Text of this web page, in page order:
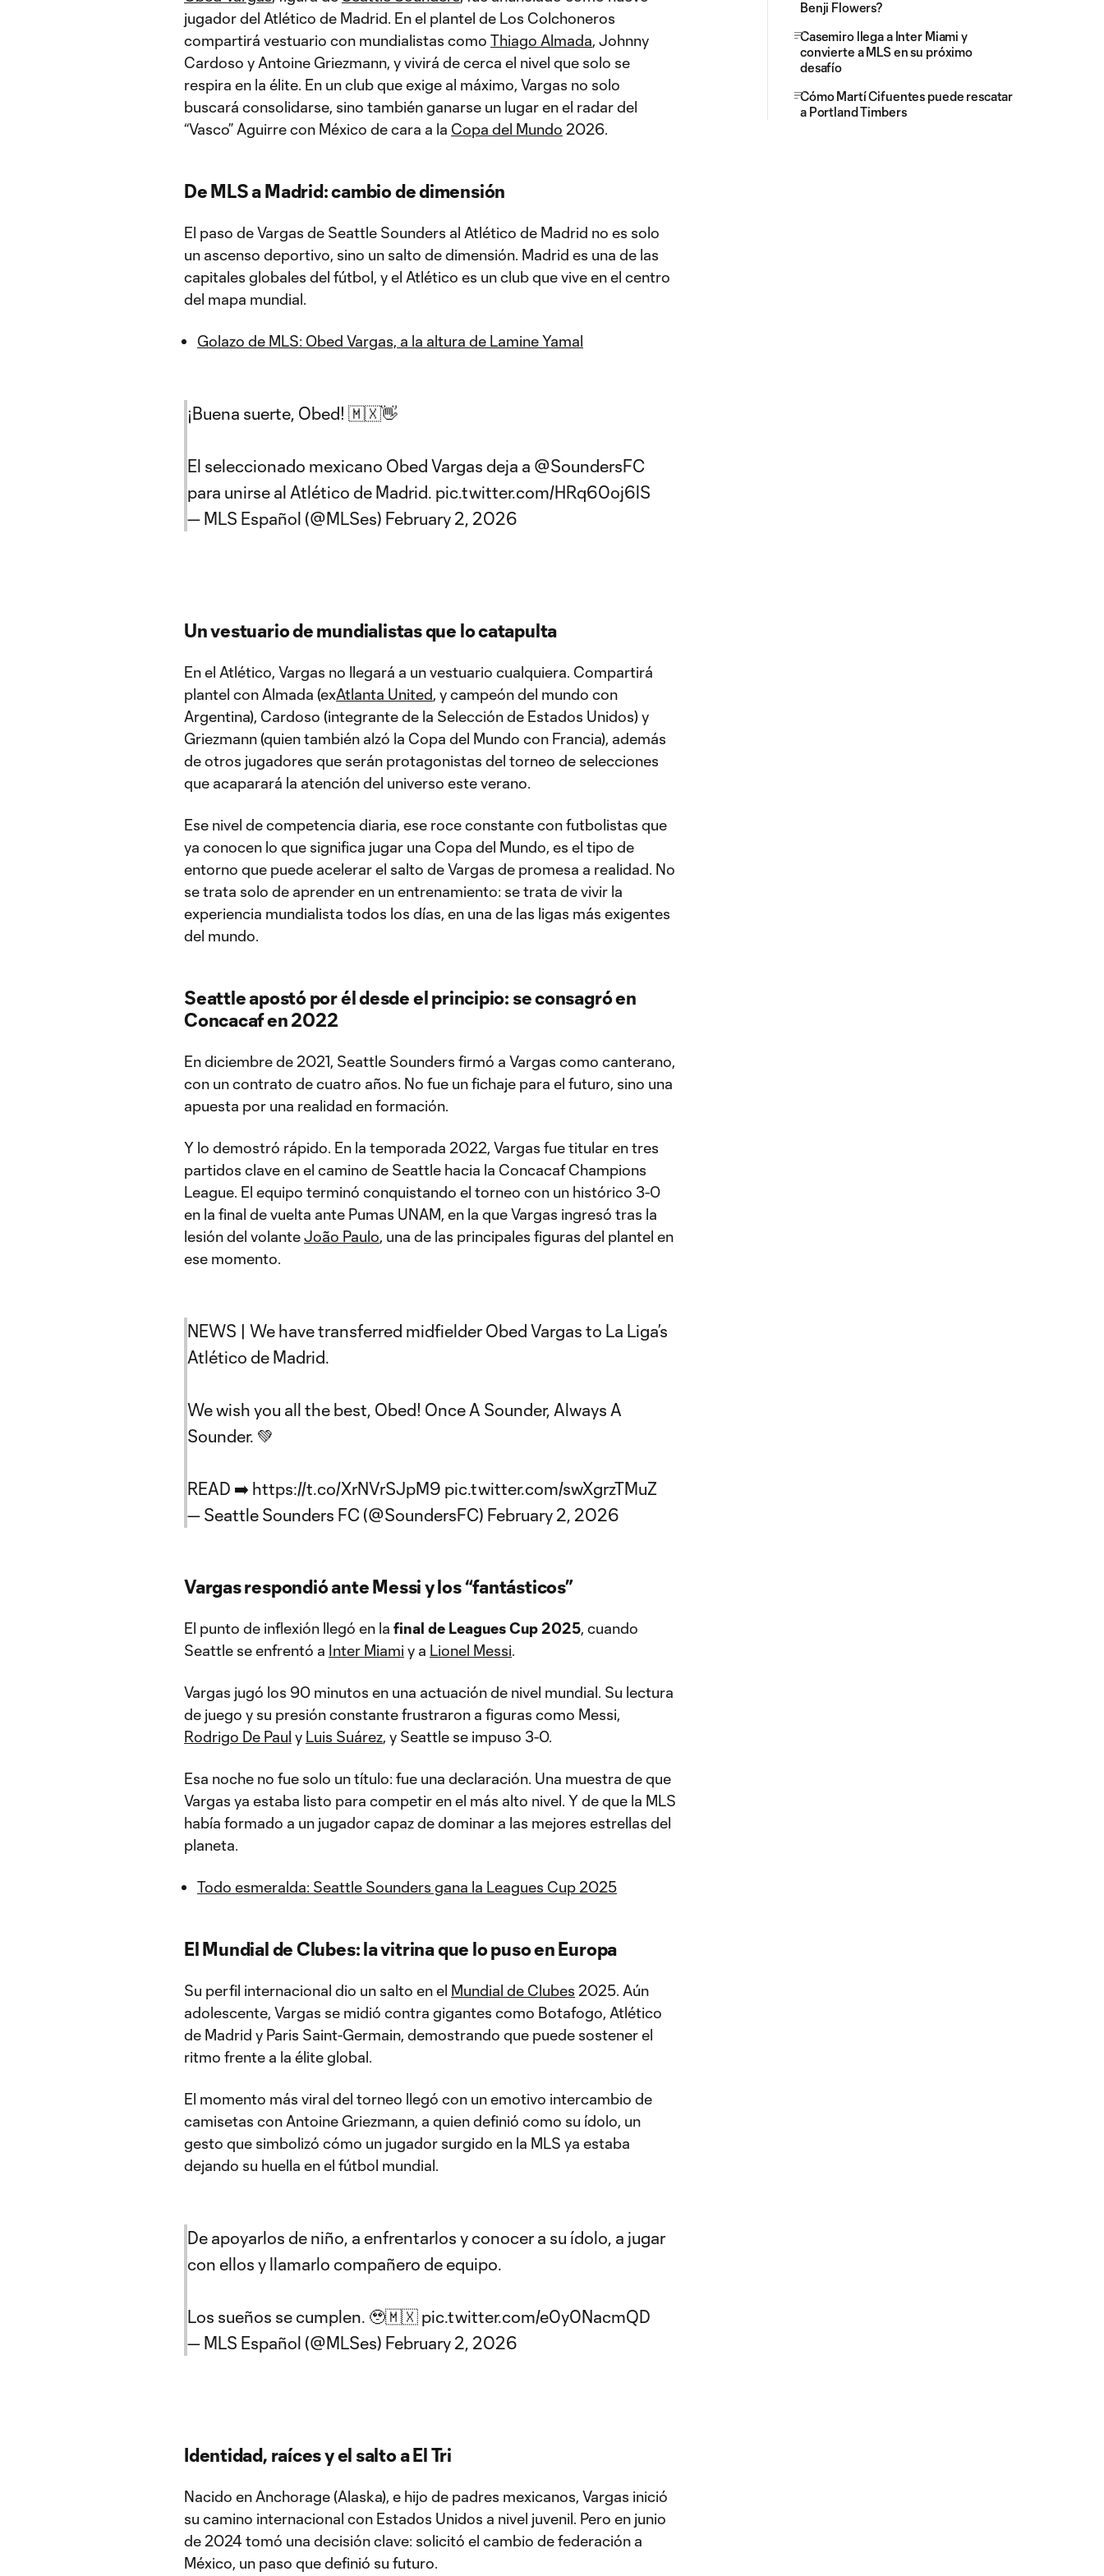
jugador del Atlético de Madrid. En el plantel de Los Colchoneros
compartirá vestuario con mundialistas como Thiago Almada, Johnny
Cardoso y Antoine Griezmann, y vivirá de cerca el nivel que solo se
respira en la élite. En un club que exige al máximo, Vargas no solo
buscará consolidarse, sino también ganarse un lugar en el radar del
“Vasco” Aguirre con México de cara a la Copa del Mundo 2026.
De MLS a Madrid: cambio de dimensión
El paso de Vargas de Seattle Sounders al Atlético de Madrid no es solo
un ascenso deportivo, sino un salto de dimensión. Madrid es una de las
capitales globales del fútbol, y el Atlético es un club que vive en el centro
del mapa mundial.
Golazo de MLS: Obed Vargas, a la altura de Lamine Yamal
¡Buena suerte, Obed! 🇲🇽👋
El seleccionado mexicano Obed Vargas deja a @SoundersFC
para unirse al Atlético de Madrid. pic.twitter.com/HRq60oj6lS
— MLS Español (@MLSes) February 2, 2026
Un vestuario de mundialistas que lo catapulta
En el Atlético, Vargas no llegará a un vestuario cualquiera. Compartirá
plantel con Almada (exAtlanta United, y campeón del mundo con
Argentina), Cardoso (integrante de la Selección de Estados Unidos) y
Griezmann (quien también alzó la Copa del Mundo con Francia), además
de otros jugadores que serán protagonistas del torneo de selecciones
que acaparará la atención del universo este verano.
Ese nivel de competencia diaria, ese roce constante con futbolistas que
ya conocen lo que significa jugar una Copa del Mundo, es el tipo de
entorno que puede acelerar el salto de Vargas de promesa a realidad. No
se trata solo de aprender en un entrenamiento: se trata de vivir la
experiencia mundialista todos los días, en una de las ligas más exigentes
del mundo.
Seattle apostó por él desde el principio: se consagró en
Concacaf en 2022
En diciembre de 2021, Seattle Sounders firmó a Vargas como canterano,
con un contrato de cuatro años. No fue un fichaje para el futuro, sino una
apuesta por una realidad en formación.
Y lo demostró rápido. En la temporada 2022, Vargas fue titular en tres
partidos clave en el camino de Seattle hacia la Concacaf Champions
League. El equipo terminó conquistando el torneo con un histórico 3-0
en la final de vuelta ante Pumas UNAM, en la que Vargas ingresó tras la
lesión del volanteJoão Paulo, una de las principales figuras del plantel en
ese momento.
NEWS | We have transferred midfielder Obed Vargas to La Liga’s
Atlético de Madrid.
We wish you all the best, Obed! Once A Sounder, Always A
Sounder. 💚
READ ➡️ https://t.co/XrNVrSJpM9 pic.twitter.com/swXgrzTMuZ
— Seattle Sounders FC (@SoundersFC) February 2, 2026
Vargas respondió ante Messi y los “fantásticos”
El punto de inflexión llegó en la final de Leagues Cup 2025, cuando
Seattle se enfrentó a Inter Miami y a Lionel Messi.
Vargas jugó los 90 minutos en una actuación de nivel mundial. Su lectura
de juego y su presión constante frustraron a figuras como Messi,
Rodrigo De Paul y Luis Suárez, y Seattle se impuso 3-0.
Esa noche no fue solo un título: fue una declaración. Una muestra de que
Vargas ya estaba listo para competir en el más alto nivel. Y de que la MLS
había formado a un jugador capaz de dominar a las mejores estrellas del
planeta.
Todo esmeralda: Seattle Sounders gana la Leagues Cup 2025
El Mundial de Clubes: la vitrina que lo puso en Europa
Su perfil internacional dio un salto en el Mundial de Clubes 2025. Aún
adolescente, Vargas se midió contra gigantes como Botafogo, Atlético
de Madrid y Paris Saint-Germain, demostrando que puede sostener el
ritmo frente a la élite global.
El momento más viral del torneo llegó con un emotivo intercambio de
camisetas con Antoine Griezmann, a quien definió como su ídolo, un
gesto que simbolizó cómo un jugador surgido en la MLS ya estaba
dejando su huella en el fútbol mundial.
De apoyarlos de niño, a enfrentarlos y conocer a su ídolo, a jugar
con ellos y llamarlo compañero de equipo.
Los sueños se cumplen. 🥹🇲🇽 pic.twitter.com/e0y0NacmQD
— MLS Español (@MLSes) February 2, 2026
Identidad, raíces y el salto a El Tri
Nacido en Anchorage (Alaska), e hijo de padres mexicanos, Vargas inició
su camino internacional con Estados Unidos a nivel juvenil. Pero en junio
de 2024 tomó una decisión clave: solicitó el cambio de federación a
México, un paso que definió su futuro.
Benji Flowers?
Casemiro llega a Inter Miami y
convierte a MLS en su próximo
desafío
Cómo Martí Cifuentes puede rescatar
a Portland Timbers